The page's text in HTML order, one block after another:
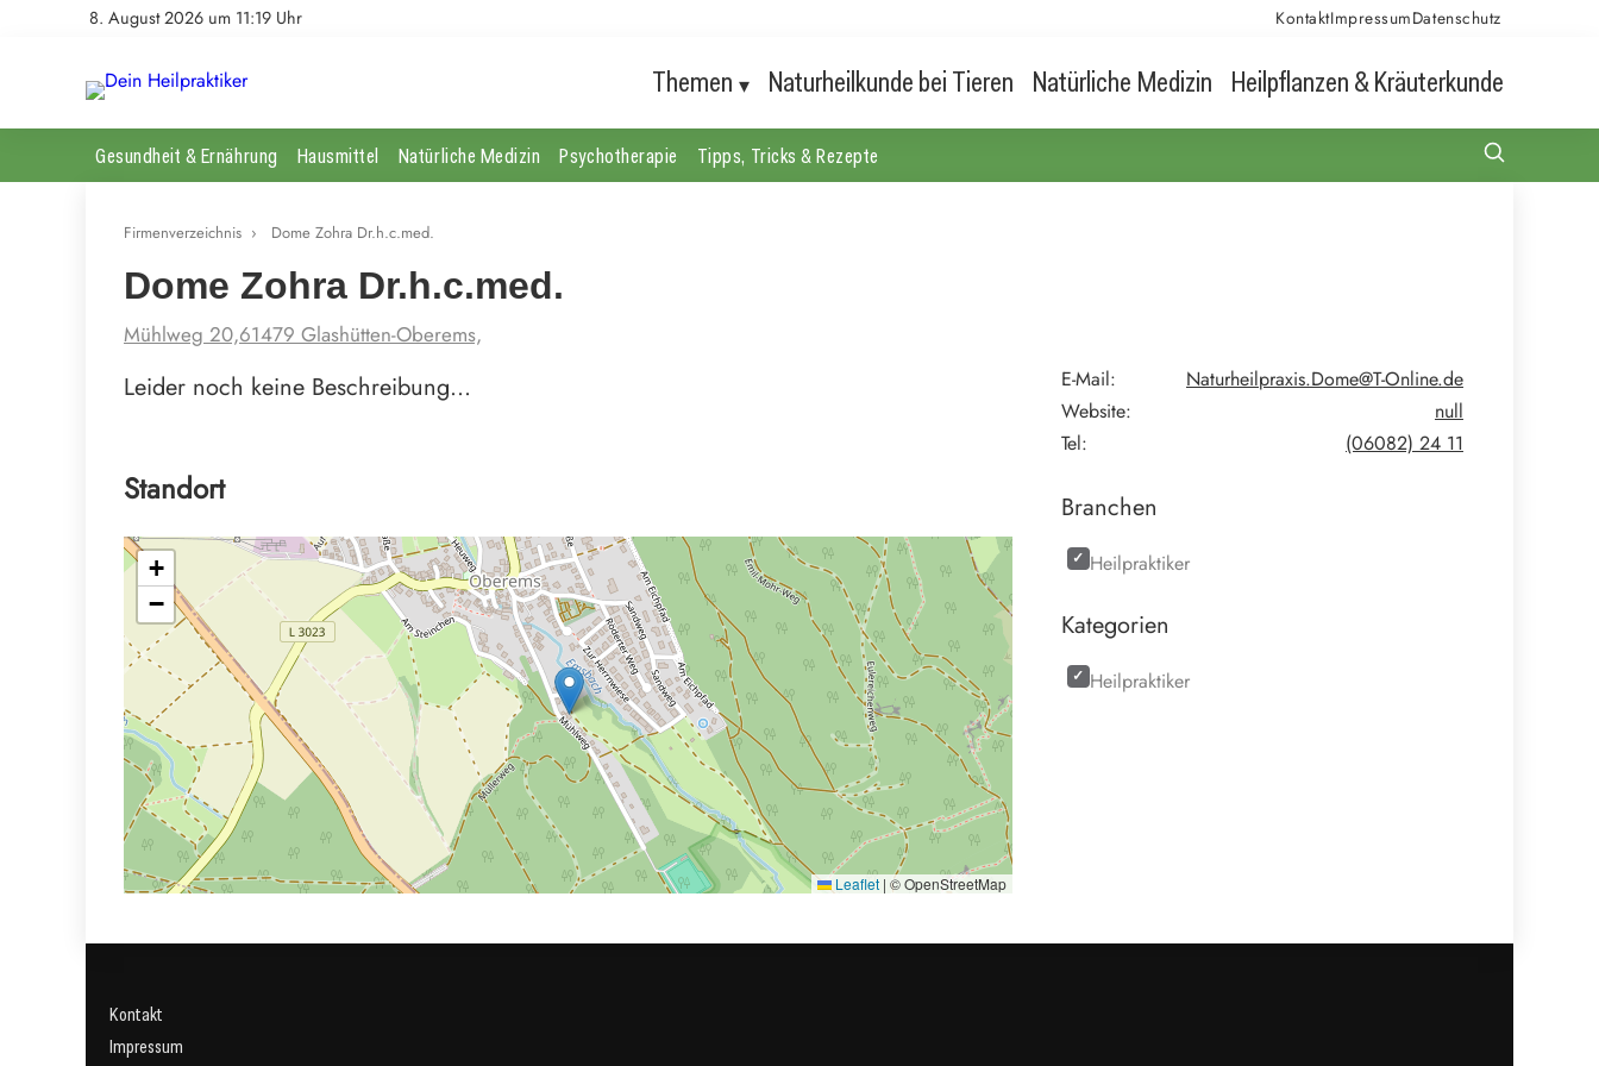
8. August 2026 um 11:19 Uhr KontaktImpressumDatenschutz
Themen Naturheilkunde bei Tieren Natürliche Medizin Heilpflanzen & Kräuterkunde
Gesundheit & Ernährung Hausmittel Natürliche Medizin Psychotherapie Tipps, Tricks & Rezepte
Firmenverzeichnis › Dome Zohra Dr.h.c.med.
Dome Zohra Dr.h.c.med.
Mühlweg 20,61479 Glashütten-Oberems,
Leider noch keine Beschreibung…
Standort
+
−
Leaflet | © OpenStreetMap
E-Mail:
Naturheilpraxis.Dome@T-Online.de
Website:
null
Tel:
(06082) 24 11
Branchen
Heilpraktiker
Kategorien
Heilpraktiker
Kontakt
Impressum